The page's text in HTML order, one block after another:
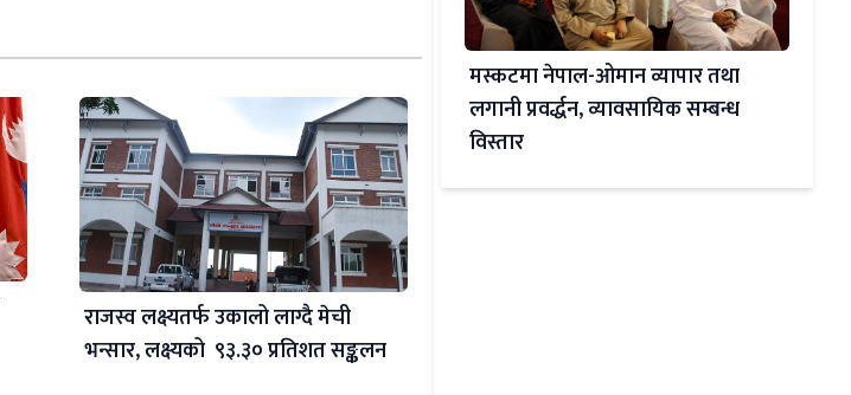
राजस्व लक्ष्यतर्फ उकालो लाग्दै मेची
भन्सार, लक्ष्यको ९३.३० प्रतिशत सङ्कलन
मस्कटमा नेपाल-ओमान व्यापार तथा
लगानी प्रवर्द्धन, व्यावसायिक सम्बन्ध
विस्तार